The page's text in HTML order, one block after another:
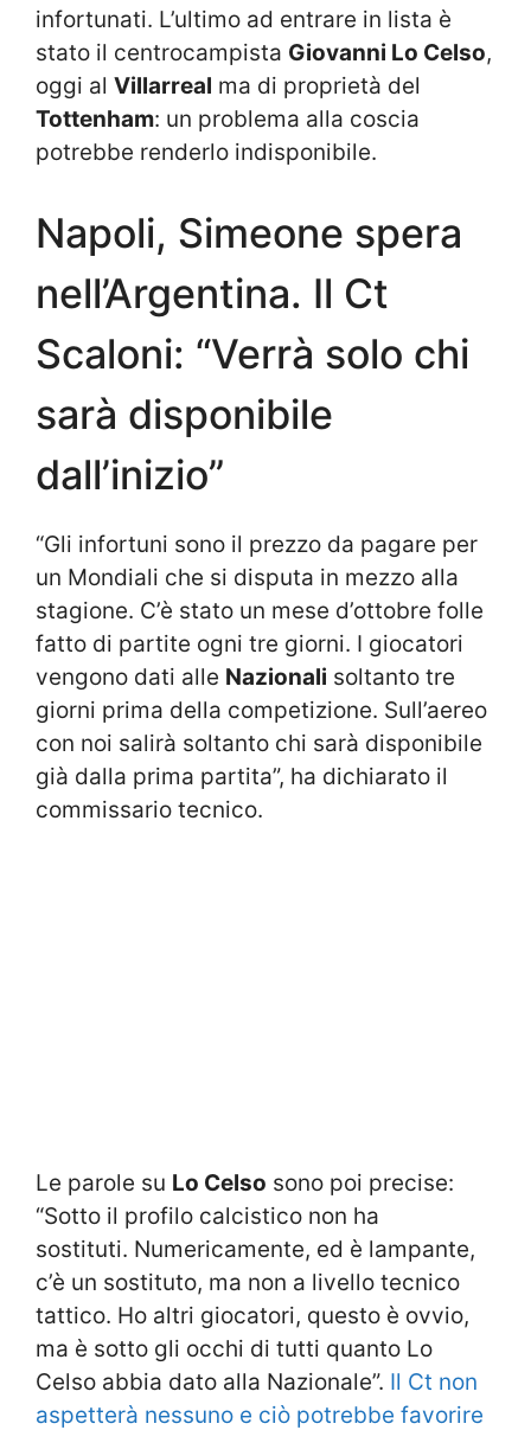
infortunati. L’ultimo ad entrare in lista è
stato il centrocampista Giovanni Lo Celso,
oggi al Villarreal ma di proprietà del
Tottenham: un problema alla coscia
potrebbe renderlo indisponibile.
Napoli, Simeone spera
nell’Argentina. Il Ct
Scaloni: “Verrà solo chi
sarà disponibile
dall’inizio”
“Gli infortuni sono il prezzo da pagare per
un Mondiali che si disputa in mezzo alla
stagione. C’è stato un mese d’ottobre folle
fatto di partite ogni tre giorni. I giocatori
vengono dati alle Nazionali soltanto tre
giorni prima della competizione. Sull’aereo
con noi salirà soltanto chi sarà disponibile
già dalla prima partita”, ha dichiarato il
commissario tecnico.
Le parole su Lo Celso sono poi precise:
“Sotto il profilo calcistico non ha
sostituti. Numericamente, ed è lampante,
c’è un sostituto, ma non a livello tecnico
tattico. Ho altri giocatori, questo è ovvio,
ma è sotto gli occhi di tutti quanto Lo
Celso abbia dato alla Nazionale”. Il Ct non
aspetterà nessuno e ciò potrebbe favorire